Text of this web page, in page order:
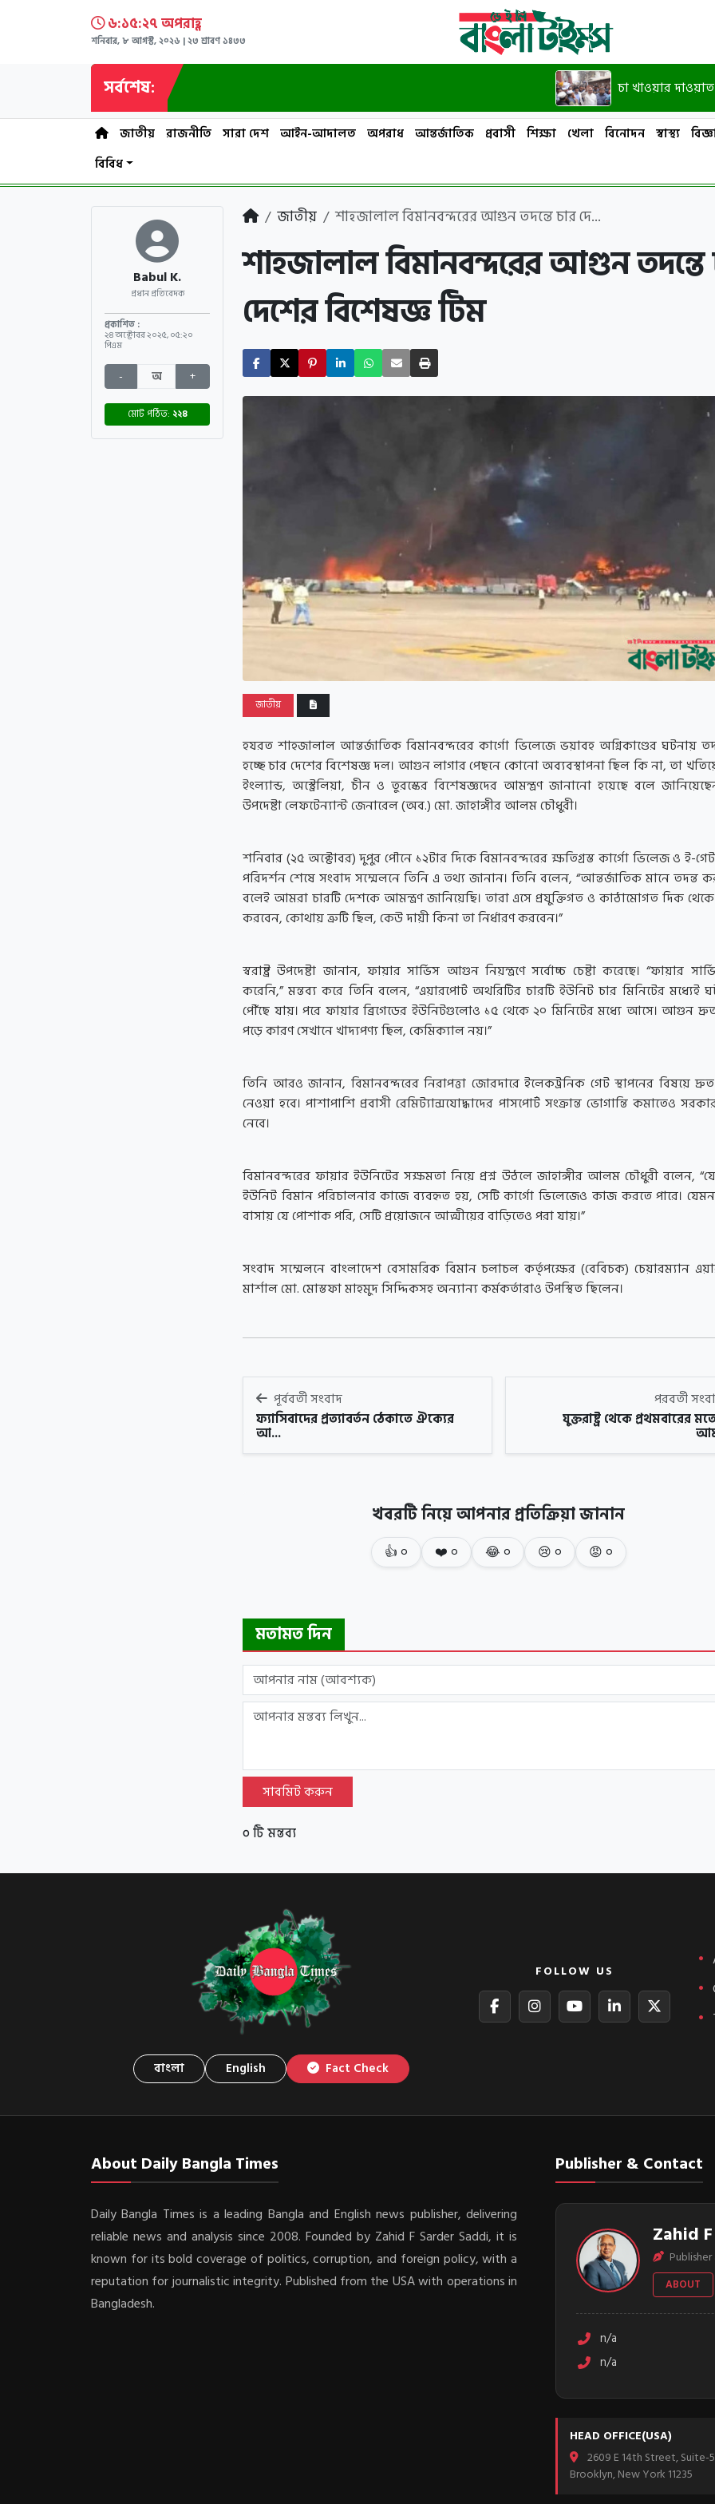
৬:১৫:২৮ অপরাহ্ণ
শনিবার, ৮ আগস্ট, ২০২৬ | ২৩ শ্রাবণ ১৪৩৩
সর্বশেষ: চা খাওয়ার দাওয়াত
জাতীয় রাজনীতি সারা দেশ আইন-আদালত অপরাধ আন্তর্জাতিক প্রবাসী শিক্ষা খেলা বিনোদন স্বাস্থ্য
বিবিধ
Babul K.
প্রধান প্রতিবেদক
প্রকাশিত :
২৪ অক্টোবর ২০২৫,০৫:২০
পিএম
- অ +
মোট পঠিত: ২২৪
জাতীয় শাহজালাল বিমানবন্দরের আগুন তদন্তে চার দে...
শাহজালাল বিমানবন্দরের আগুন তদন্তে
দেশের বিশেষজ্ঞ টিম
জাতীয়
হযরত শাহজালাল আন্তর্জাতিক বিমানবন্দরের কার্গো ভিলেজে ভয়াবহ অগ্নিকাণ্ডের ঘটনায়
হচ্ছে চার দেশের বিশেষজ্ঞ দল। আগুন লাগার পেছনে কোনো অব্যবস্থাপনা ছিল কি না, তা
ইংল্যান্ড, অস্ট্রেলিয়া, চীন ও তুরস্কের বিশেষজ্ঞদের আমন্ত্রণ জানানো হয়েছে বলে জানিয়েছেন
উপদেষ্টা লেফটেন্যান্ট জেনারেল (অব.) মো. জাহাঙ্গীর আলম চৌধুরী।
শনিবার (২৫ অক্টোবর) দুপুর পৌনে ১২টার দিকে বিমানবন্দরের ক্ষতিগ্রস্ত কার্গো ভিলেজ ও ই-
পরিদর্শন শেষে সংবাদ সম্মেলনে তিনি এ তথ্য জানান। তিনি বলেন, “আন্তর্জাতিক মানে তদন্ত
বলেই আমরা চারটি দেশকে আমন্ত্রণ জানিয়েছি। তারা এসে প্রযুক্তিগত ও কাঠামোগত দিক
করবেন, কোথায় ত্রুটি ছিল, কেউ দায়ী কিনা তা নির্ধারণ করবেন।”
স্বরাষ্ট্র উপদেষ্টা জানান, ফায়ার সার্ভিস আগুন নিয়ন্ত্রণে সর্বোচ্চ চেষ্টা করেছে। “ফায়ার
করেনি,” মন্তব্য করে তিনি বলেন, “এয়ারপোর্ট অথরিটির চারটি ইউনিট চার মিনিটের মধ্যেই
পৌঁছে যায়। পরে ফায়ার ব্রিগেডের ইউনিটগুলোও ১৫ থেকে ২০ মিনিটের মধ্যে আসে। আগুন
পড়ে কারণ সেখানে খাদ্যপণ্য ছিল, কেমিক্যাল নয়।”
তিনি আরও জানান, বিমানবন্দরের নিরাপত্তা জোরদারে ইলেকট্রনিক গেট স্থাপনের বিষয়ে দ্রুত
নেওয়া হবে। পাশাপাশি প্রবাসী রেমিট্যান্সযোদ্ধাদের পাসপোর্ট সংক্রান্ত ভোগান্তি কমাতেও
নেবে।
বিমানবন্দরের ফায়ার ইউনিটের সক্ষমতা নিয়ে প্রশ্ন উঠলে জাহাঙ্গীর আলম চৌধুরী বলেন,
ইউনিট বিমান পরিচালনার কাজে ব্যবহৃত হয়, সেটি কার্গো ভিলেজেও কাজ করতে পারে।
বাসায় যে পোশাক পরি, সেটি প্রয়োজনে আত্মীয়ের বাড়িতেও পরা যায়।”
সংবাদ সম্মেলনে বাংলাদেশ বেসামরিক বিমান চলাচল কর্তৃপক্ষের (বেবিচক) চেয়ারম্যান
মার্শাল মো. মোস্তফা মাহমুদ সিদ্দিকসহ অন্যান্য কর্মকর্তারাও উপস্থিত ছিলেন।
পূর্ববর্তী সংবাদ
ফ্যাসিবাদের প্রত্যাবর্তন ঠেকাতে ঐক্যের
আ...
পরবর্তী
যুক্তরাষ্ট্র থেকে প্রথমবারের
খবরটি নিয়ে আপনার প্রতিক্রিয়া জানান
👍০ ❤️০ 😂০ 😢০ 😡০
মতামত দিন
সাবমিট করুন
০ টি মন্তব্য
বাংলা English Fact Check
FOLLOW US
About Daily Bangla Times
Daily Bangla Times is a leading Bangla and English news publisher, delivering
reliable news and analysis since 2008. Founded by Zahid F Sarder Saddi, it is
known for its bold coverage of politics, corruption, and foreign policy, with a
reputation for journalistic integrity. Published from the USA with operations in
Bangladesh.
Publisher & Contact
Zahid
ABOUT
n/a
n/a
HEAD OFFICE(USA)
2609 E 14th Street, Suite-
Brooklyn, New York 11235